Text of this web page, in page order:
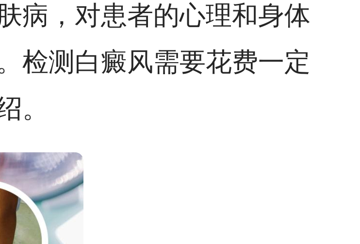
病，对患者的心理和身体
检测白癜风需要花费一定
。